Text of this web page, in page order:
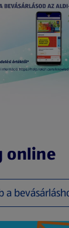
online
a (új